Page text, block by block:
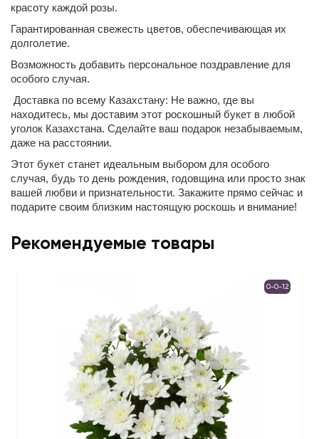
красоту каждой розы.
Гарантированная свежесть цветов, обеспечивающая их
долголетие.
Возможность добавить персональное поздравление для
особого случая.
Доставка по всему Казахстану: Не важно, где вы
находитесь, мы доставим этот роскошный букет в любой
уголок Казахстана. Сделайте ваш подарок незабываемым,
даже на расстоянии.
Этот букет станет идеальным выбором для особого
случая, будь то день рождения, годовщина или просто знак
вашей любви и признательности. Закажите прямо сейчас и
подарите своим близким настоящую роскошь и внимание!
Рекомендуемые товары
0-0-12